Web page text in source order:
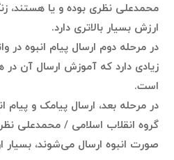
محمدعلی نظری بوده و یا هستند،
ارزش بسیار بالاتری دارد.
در مرحله دوم ارسال پیام انبوه
زیادی دارد که آموزش ارسال آن
است.
در مرحله بعد، ارسال پیامک و پیام
گروه انقلاب اسلامی / محمدعلی
صورت انبوه ارسال می‌شوند،